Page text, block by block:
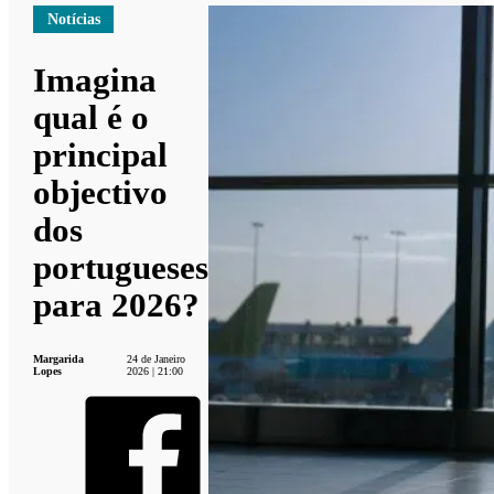
Notícias
Imagina
qual é o
principal
objectivo
dos
portugueses
para 2026?
Margarida
Lopes
24 de Janeiro
2026 | 21:00